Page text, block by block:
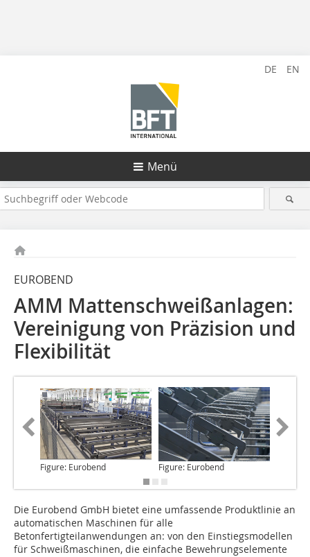
DE EN
Menü
EUROBEND
AMM Mattenschweißanlagen:
Vereinigung von Präzision und
Flexibilität
Figure: Eurobend Figure: Eurobend
Die Eurobend GmbH bietet eine umfassende Produktlinie an
automatischen Maschinen für alle
Betonfertigteilanwendungen an: von den Einstiegsmodellen
für Schweißmaschinen, die einfache Bewehrungselemente